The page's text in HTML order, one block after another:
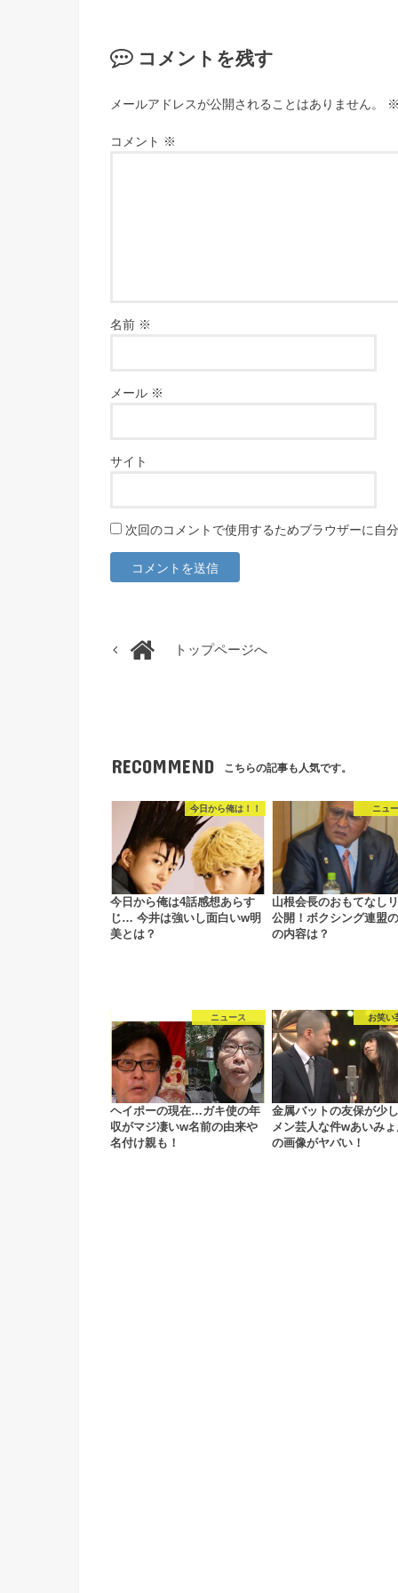
コメントを残す
メールアドレスが公開されることはありません。 ※
コメント ※
名前 ※
メール ※
サイト
次回のコメントで使用するためブラウザーに自
トップページへ
RECOMMEND こちらの記事も人気です。
今日から俺は！！
今日から俺は4話感想あらす
じ… 今井は強いし面白いw明
美とは？
ニュ
山根会長のおもてなし
公開！ボクシング連盟
の内容は？
ニュース
ヘイポーの現在…ガキ使の年
収がマジ凄いw名前の由来や
名付け親も！
お笑い
金属バットの友保が少
メン芸人な件wあいみ
の画像がヤバい！